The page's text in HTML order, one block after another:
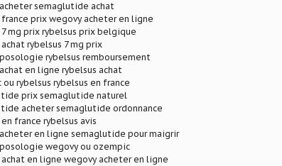
semaglutide achat
france prix wegovy acheter en ligne
7 mg prix rybelsus prix belgique
rybelsus 7 mg prix
rybelsus remboursement
en ligne rybelsus achat
rybelsus rybelsus en france
prix semaglutide naturel
acheter semaglutide ordonnance
france rybelsus avis
en ligne semaglutide pour maigrir
wegovy ou ozempic
achat en ligne wegovy acheter en ligne